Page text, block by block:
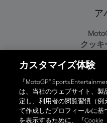
ア
クッキ
プライバ
購入
オフィ
カスタマイズ体験
『MotoGP™ Sports
は、当社のウェブサイト、製
定し、利用者の閲覧習慣（
て作成したプロフィールに
を表示するために、『